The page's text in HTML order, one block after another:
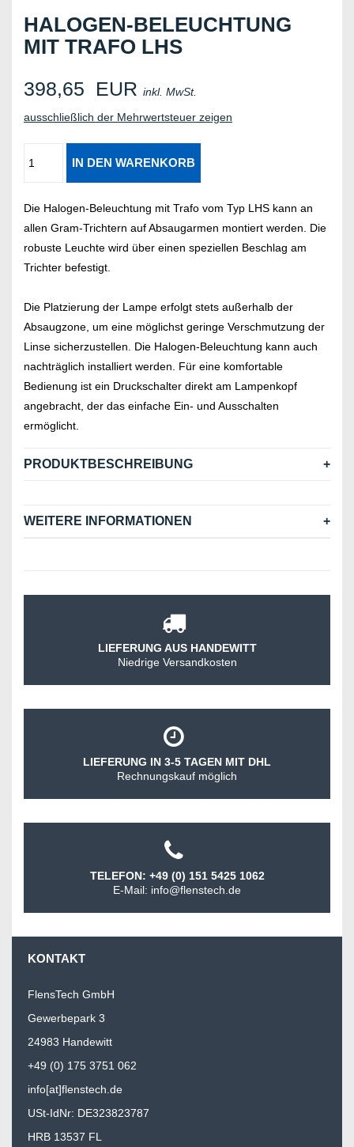
HALOGEN-BELEUCHTUNG
MIT TRAFO LHS
398,65 EUR inkl. MwSt.
ausschließlich der Mehrwertsteuer zeigen
Die Halogen-Beleuchtung mit Trafo vom Typ LHS kann an
allen Gram-Trichtern auf Absaugarmen montiert werden. Die
robuste Leuchte wird über einen speziellen Beschlag am
Trichter befestigt.
Die Platzierung der Lampe erfolgt stets außerhalb der
Absaugzone, um eine möglichst geringe Verschmutzung der
Linse sicherzustellen. Die Halogen-Beleuchtung kann auch
nachträglich installiert werden. Für eine komfortable
Bedienung ist ein Druckschalter direkt am Lampenkopf
angebracht, der das einfache Ein- und Ausschalten
ermöglicht.
PRODUKTBESCHREIBUNG
WEITERE INFORMATIONEN
LIEFERUNG AUS HANDEWITT
Niedrige Versandkosten
LIEFERUNG IN 3-5 TAGEN MIT DHL
Rechnungskauf möglich
TELEFON: +49 (0) 151 5425 1062
E-Mail: info@flenstech.de
KONTAKT
FlensTech GmbH
Gewerbepark 3
24983 Handewitt
+49 (0) 175 3751 062
info[at]flenstech.de
USt-IdNr: DE323823787
HRB 13537 FL